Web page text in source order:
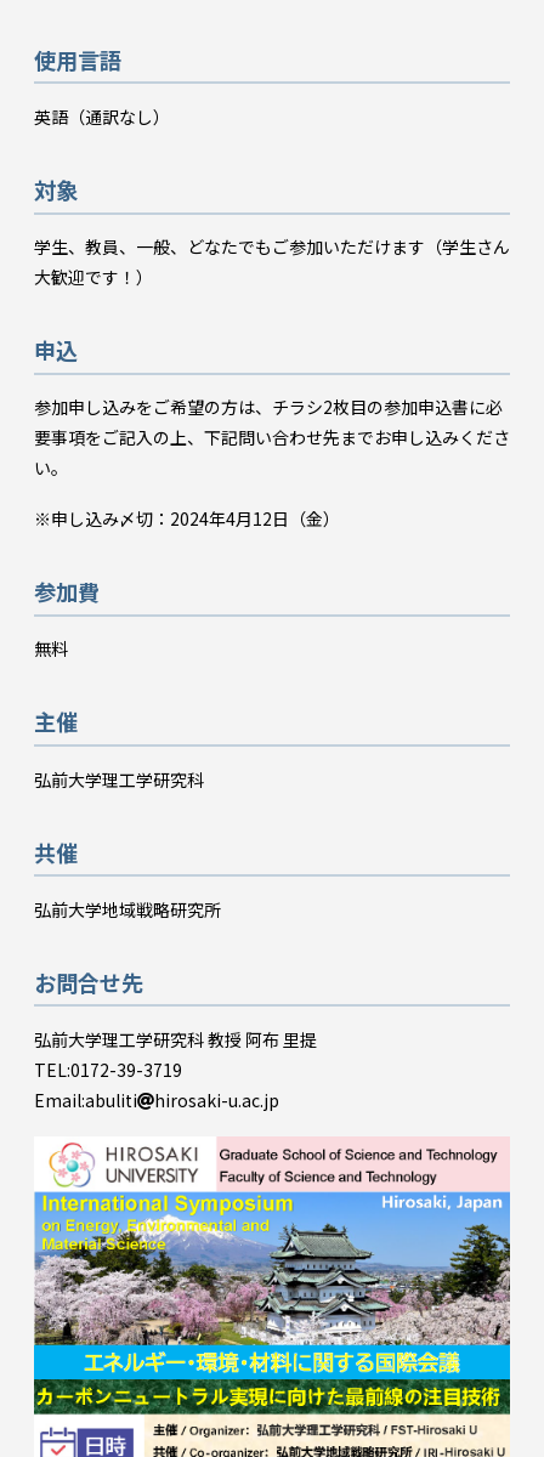
使用言語
英語（通訳なし）
対象
学生、教員、一般、どなたでもご参加いただけます（学生さん
大歓迎です！）
申込
参加申し込みをご希望の方は、チラシ2枚目の参加申込書に必
要事項をご記入の上、下記問い合わせ先までお申し込みくださ
い。
※申し込み〆切：2024年4月12日（金）
参加費
無料
主催
弘前大学理工学研究科
共催
弘前大学地域戦略研究所
お問合せ先
弘前大学理工学研究科 教授 阿布 里提
TEL:0172-39-3719
Email:abuliti
hirosaki-u.ac.jp